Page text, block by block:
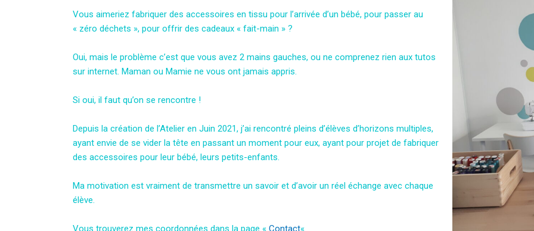
Vous aimeriez fabriquer des accessoires en tissu pour l’arrivée d’un bébé, pour passer au
« zéro déchets », pour offrir des cadeaux « fait-main » ?
Oui, mais le problème c’est que vous avez 2 mains gauches, ou ne comprenez rien aux tutos
sur internet. Maman ou Mamie ne vous ont jamais appris.
Si oui, il faut qu’on se rencontre !
Depuis la création de l’Atelier en Juin 2021, j’ai rencontré pleins d’élèves d’horizons multiples,
ayant envie de se vider la tête en passant un moment pour eux, ayant pour projet de fabriquer
des accessoires pour leur bébé, leurs petits-enfants.
Ma motivation est vraiment de transmettre un savoir et d’avoir un réel échange avec chaque
élève.
Vous trouverez mes coordonnées dans la page « Contact« .